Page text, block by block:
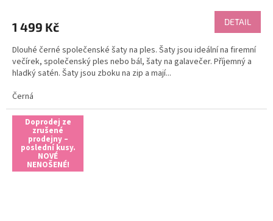
1 499 Kč DETAIL
Dlouhé černé společenské šaty na ples. Šaty jsou ideální na firemní
večírek, společenský ples nebo bál, šaty na galavečer. Příjemný a
hladký satén. Šaty jsou zboku na zip a mají...
Černá
Doprodej ze
zrušené
prodejny –
poslední kusy.
NOVÉ
NENOŠENÉ!